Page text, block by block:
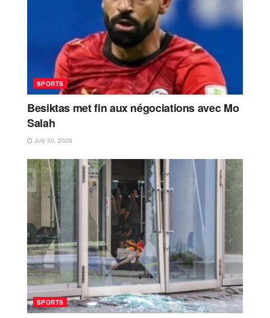
SPORTS
Besiktas met fin aux négociations avec Mo
Salah
July 30, 2026
SPORTS